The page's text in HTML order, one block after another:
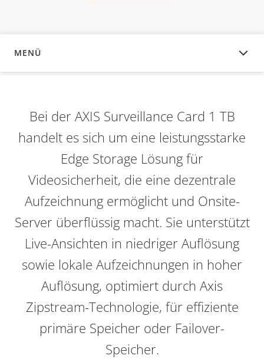
MENÜ
ÜBERSICHT
Bei der AXIS Surveillance Card 1 TB
handelt es sich um eine leistungsstarke
Edge Storage Lösung für
Videosicherheit, die eine dezentrale
Aufzeichnung ermöglicht und Onsite-
Server überflüssig macht. Sie unterstützt
Live-Ansichten in niedriger Auflösung
sowie lokale Aufzeichnungen in hoher
Auflösung, optimiert durch Axis
Zipstream-Technologie, für effiziente
primäre Speicher oder Failover-
Speicher.